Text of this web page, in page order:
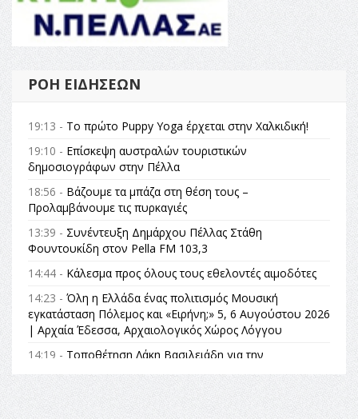
ΡΟΉ ΕΙΔΉΣΕΩΝ
19:13 - Το πρώτο Puppy Yoga έρχεται στην Χαλκιδική!
19:10 - Επίσκεψη αυστραλών τουριστικών
δημοσιογράφων στην Πέλλα
18:56 - Βάζουμε τα μπάζα στη θέση τους –
Προλαμβάνουμε τις πυρκαγιές
13:39 - Συνέντευξη Δημάρχου Πέλλας Στάθη
Φουντουκίδη στον Pella FM 103,3
14:44 - Κάλεσμα προς όλους τους εθελοντές αιμοδότες
14:23 - Όλη η Ελλάδα ένας πολιτισμός Μουσική
εγκατάσταση Πόλεμος και «Ειρήνη;» 5, 6 Αυγούστου 2026
| Αρχαία Έδεσσα, Αρχαιολογικός Χώρος Λόγγου
14:19 - Τοποθέτηση Λάκη Βασιλειάδη για την
Αναθεώρηση του Συντάγματος: «Σε τέτοιες κορυφαίες
θεσμικές διαδικασίες υπάρχει μόνο η ευθύνη απέναντι
στις επόμενες γενιές»